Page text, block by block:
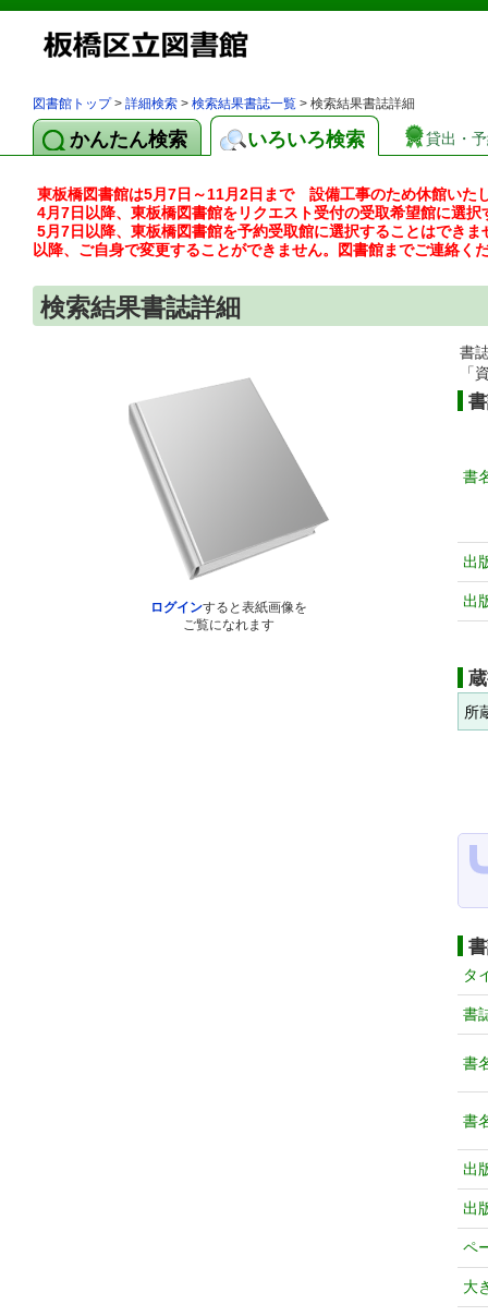
図書館トップ> 詳細検索 > 検索結果書誌一覧 > 検索結果書誌詳細
かんたん検索 いろいろ検索 貸出・
東板橋図書館は5月7日～11月2日まで 設備工事のため休館いた
4月7日以降、東板橋図書館をリクエスト受付の受取希望館に選択
5月7日以降、東板橋図書館を予約受取館に選択することはでき
以降、ご自身で変更することができません。図書館までご連絡く
検索結果書誌詳細
ログインすると表紙画像を
ご覧になれます
書
「
書
出
出
所
タ
書
書
書
出
出
ペ
大